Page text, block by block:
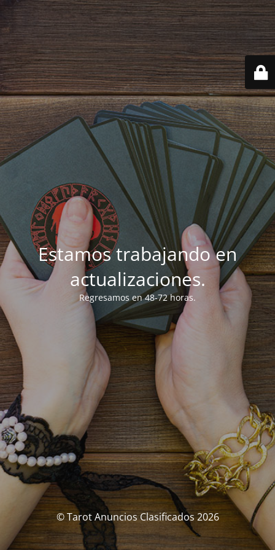
Estamos trabajando en
actualizaciones.
Regresamos en 48-72 horas.
© Tarot Anuncios Clasificados 2026